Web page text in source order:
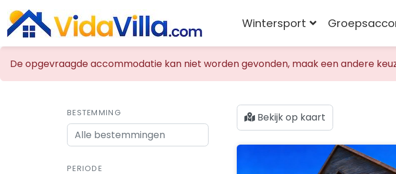
De opgevraagde accommodatie kan niet worden gevonden, maak een andere
BESTEMMING
PERIODE
Bekijk op kaart
Wintersport